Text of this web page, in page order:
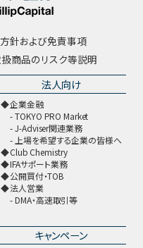
針および免責事項
商品のリスク等説明
法人向け
企業金融
TOKYO PRO Market
J-Adviser関連業務
上場を希望する企業の皆様へ
Club Chemistry
IFAサポート業務
公開買付・TOB
法人営業
DMA・高速取引等
キャンペーン